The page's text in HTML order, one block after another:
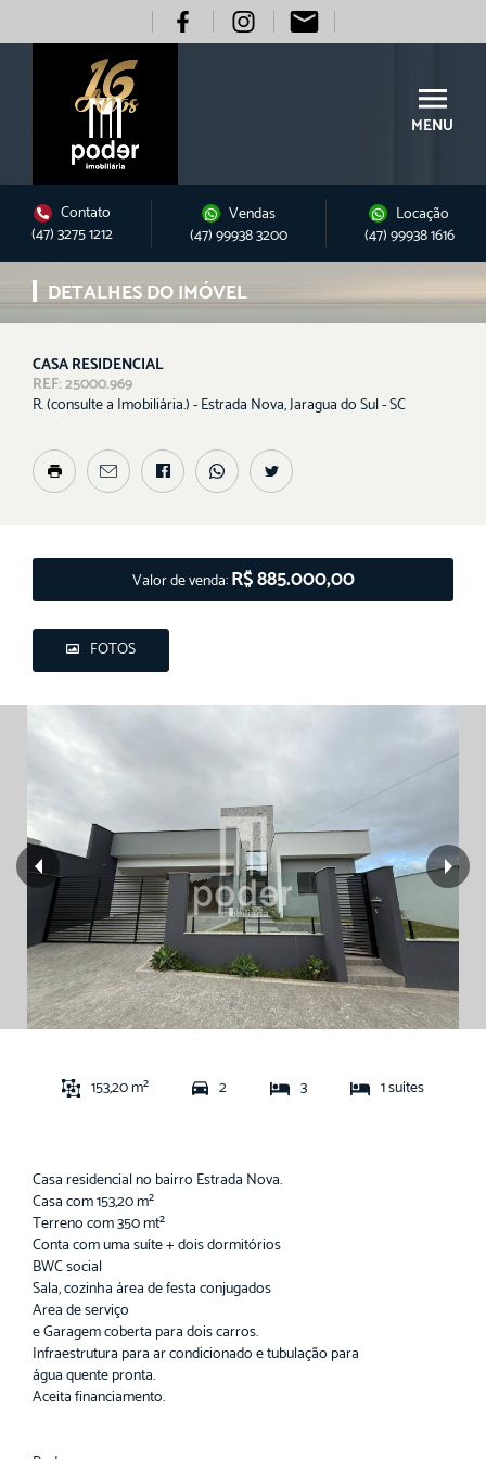
MENU
Contato
(47) 3275 1212
Vendas
(47) 99938 3200
Locação
(47) 99938 1616
DETALHES DO IMÓVEL
CASA RESIDENCIAL
REF: 25000.969
R. (consulte a Imobiliária.) - Estrada Nova, Jaragua do Sul - SC
FOTOS
Valor de venda:R$ 885.000,00
153,20 m² 2 3 1 suítes
Casa residencial no bairro Estrada Nova.
Casa com 153,20 m²
Terreno com 350 mt²
Conta com uma suíte + dois dormitórios
BWC social
Sala, cozinha área de festa conjugados
Area de serviço
e Garagem coberta para dois carros.
Infraestrutura para ar condicionado e tubulação para
água quente pronta.
Aceita financiamento.